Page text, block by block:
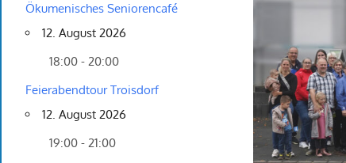
Ökumenisches Seniorencafé
12. August 2026
18:00 - 20:00
Feierabendtour Troisdorf
12. August 2026
19:00 - 21:00